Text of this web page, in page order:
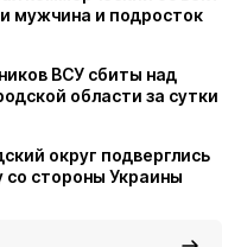
мужчина и подросток
ВСУ сбиты над
области за сутки
округ подверглись
со стороны Украины